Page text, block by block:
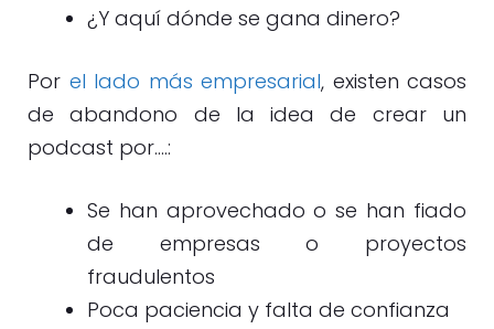
¿Y aquí dónde se gana dinero?
Por el lado más empresarial, existen casos
de abandono de la idea de crear un
podcast por….:
Se han aprovechado o se han fiado
de empresas o proyectos
fraudulentos
Poca paciencia y falta de confianza